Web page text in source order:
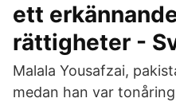
ett
rättigheter -
Malala Yousafzai,
medan han var